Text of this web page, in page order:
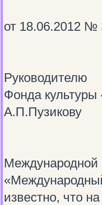
от 18.06.2012 №
Руководителю
Фонда культуры
А.П.Пузикову
Международной
известно, что